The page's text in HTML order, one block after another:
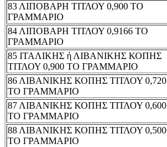
83 ΛΙΠΟΒΑΡΗ ΤΙΤΛΟΥ 0,900 ΤΟ
ΓΡΑΜΜΑΡΙΟ
84 ΛΙΠΟΒΑΡΗ ΤΙΤΛΟΥ 0,9166 ΤΟ
ΓΡΑΜΜΑΡΙΟ
85 ΙΤΑΛΙΚΗΣ ή ΛΙΒΑΝΙΚΗΣ ΚΟΠΗΣ
ΤΙΤΛΟΥ 0,900 ΤΟ ΓΡΑΜΜΑΡΙΟ
86 ΛΙΒΑΝΙΚΗΣ ΚΟΠΗΣ ΤΙΤΛΟΥ 0,720
ΤΟ ΓΡΑΜΜΑΡΙΟ
87 ΛΙΒΑΝΙΚΗΣ ΚΟΠΗΣ ΤΙΤΛΟΥ 0,600
ΤΟ ΓΡΑΜΜΑΡΙΟ
88 ΛΙΒΑΝΙΚΗΣ ΚΟΠΗΣ ΤΙΤΛΟΥ 0,500
ΤΟ ΓΡΑΜΜΑΡΙΟ